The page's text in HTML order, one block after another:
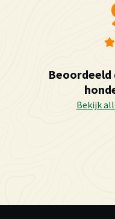
Beoordeeld
Bekijk